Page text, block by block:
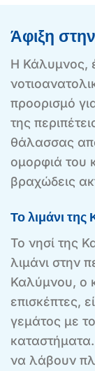
Άφιξη
Η Κάλυμνος,
προορισμό
της
θάλασσας
ομορφιά του
βραχώδεις
Το λιμάνι
Το νησί της
λιμάνι στην
Καλύμνου, ο
επισκέπτες,
γεμάτος με
να λάβουν